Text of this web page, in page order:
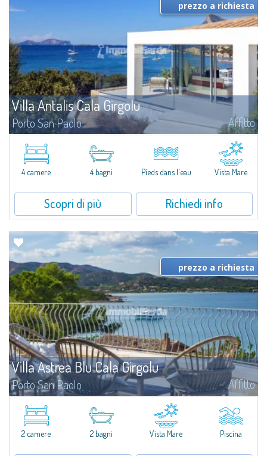
Villa Antalis Cala Girgolu
Porto San Paolo Affitto
Lussuosa villa di design in un tranquillo contesto di ville private fronte
mare, in un'invidiabile posizione pieds dans l'eau, per vivere un'esperienza
indimenticabile in totale armonia con il mare.Immersa in un...
prezzo a richiesta
4 camere 4 bagni Pieds dans l'eau Vista Mare
Scopri di più Richiedi info
Villa Astrea Blu Cala Girgolu
Porto San Paolo Affitto
​Romantica villa in un tranquillo contesto di ville private fronte mare, a soli
100 metri dalle incantevoli calette che punteggiano questo tratto di costa,
con un'impareggiabile vista sul Parco Marino Protetto di...
prezzo a richiesta
2 camere 2 bagni Vista Mare Piscina